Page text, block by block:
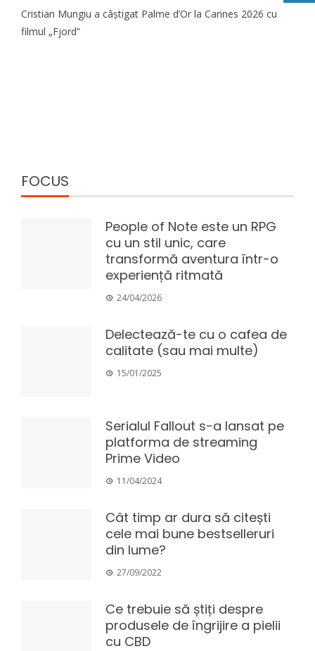
Cristian Mungiu a câștigat Palme d’Or la Cannes 2026 cu
filmul „Fjord”
FOCUS
People of Note este un RPG
cu un stil unic, care
transformă aventura într-o
experiență ritmată
24/04/2026
Delectează-te cu o cafea de
calitate (sau mai multe)
15/01/2025
Serialul Fallout s-a lansat pe
platforma de streaming
Prime Video
11/04/2024
Cât timp ar dura să citești
cele mai bune bestselleruri
din lume?
27/09/2022
Ce trebuie să știți despre
produsele de îngrijire a pielii
cu CBD